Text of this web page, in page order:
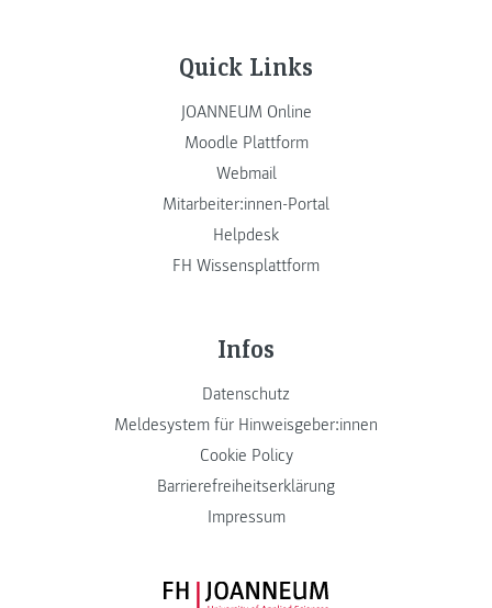
Quick Links
JOANNEUM Online
Moodle Plattform
Webmail
Mitarbeiter:innen-Portal
Helpdesk
FH Wissensplattform
Infos
Datenschutz
Meldesystem für Hinweisgeber:innen
Cookie Policy
Barrierefreiheitserklärung
Impressum
FH JOANNEUM Logo